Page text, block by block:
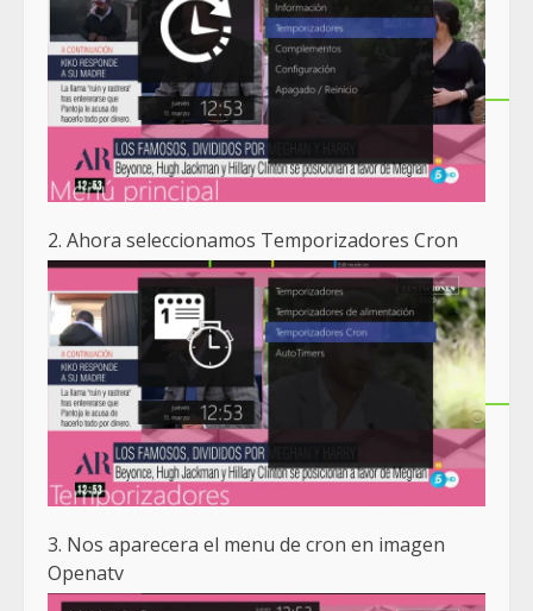
2. Ahora seleccionamos Temporizadores Cron
3. Nos aparecera el menu de cron en imagen
Openatv